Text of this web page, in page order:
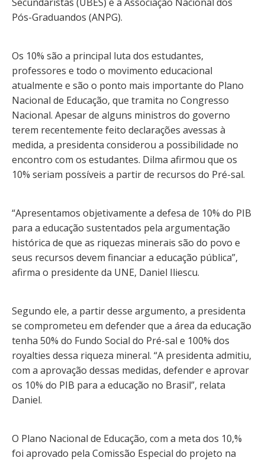
Pós-Graduandos (ANPG).
Os 10% são a principal luta dos estudantes,
professores e todo o movimento educacional
atualmente e são o ponto mais importante do Plano
Nacional de Educação, que tramita no Congresso
Nacional. Apesar de alguns ministros do governo
terem recentemente feito declarações avessas à
medida, a presidenta considerou a possibilidade no
encontro com os estudantes. Dilma afirmou que os
10% seriam possíveis a partir de recursos do Pré-sal.
“Apresentamos objetivamente a defesa de 10% do PIB
para a educação sustentados pela argumentação
histórica de que as riquezas minerais são do povo e
seus recursos devem financiar a educação pública”,
afirma o presidente da UNE, Daniel Iliescu.
Segundo ele, a partir desse argumento, a presidenta
se comprometeu em defender que a área da educação
tenha 50% do Fundo Social do Pré-sal e 100% dos
royalties dessa riqueza mineral. “A presidenta admitiu,
com a aprovação dessas medidas, defender e aprovar
os 10% do PIB para a educação no Brasil”, relata
Daniel.
O Plano Nacional de Educação, com a meta dos 10,%
foi aprovado pela Comissão Especial do projeto na